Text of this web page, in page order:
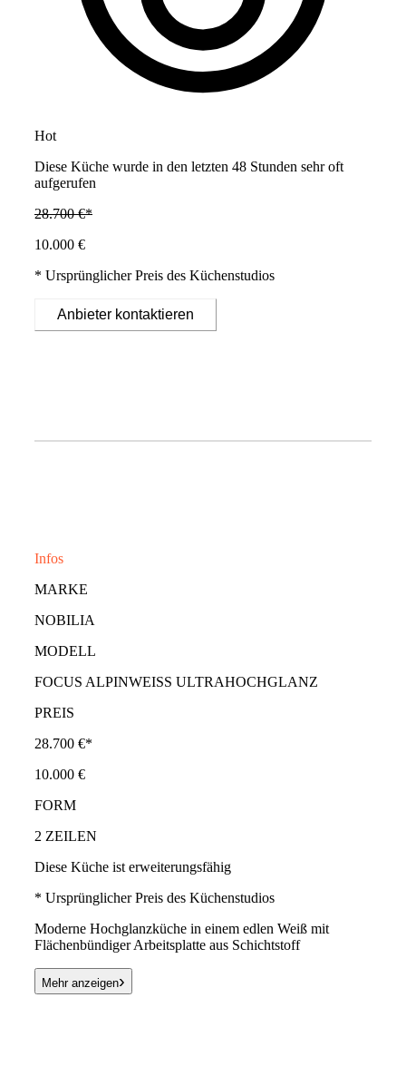
Hot
Diese Küche wurde in den letzten 48 Stunden sehr oft
aufgerufen
28.700 €*
10.000 €
* Ursprünglicher Preis des Küchenstudios
Anbieter kontaktieren
Infos
MARKE
NOBILIA
MODELL
FOCUS ALPINWEISS ULTRAHOCHGLANZ
PREIS
28.700 €*
10.000 €
FORM
2 ZEILEN
Diese Küche ist erweiterungsfähig
* Ursprünglicher Preis des Küchenstudios
Moderne Hochglanzküche in einem edlen Weiß mit
Flächenbündiger Arbeitsplatte aus Schichtstoff
Mehr anzeigen›